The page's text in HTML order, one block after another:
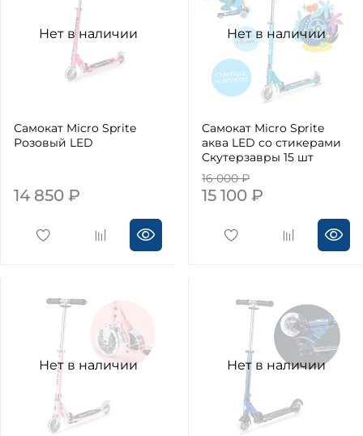
Нет в наличии
Самокат Micro Sprite
Розовый LED
14 850 ₽
Нет в наличии
Самокат Micro Sprite
аква LED со стикерами
Скутерзавры 15 шт
16 000 ₽
15 100 ₽
Нет в наличии Нет в наличии